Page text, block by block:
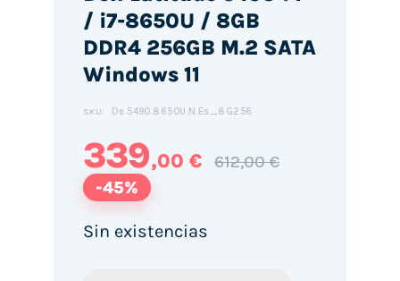
/ i7-8650U / 8GB
DDR4 256GB M.2 SATA
Windows 11
SKU: De.5490.8650U.N.Es_8G256
339,00 € 612,00 €
-45%
Sin existencias